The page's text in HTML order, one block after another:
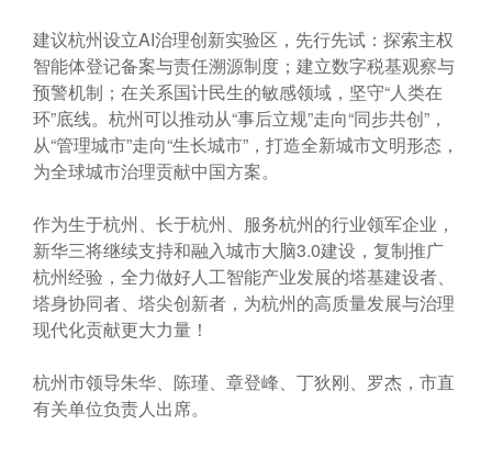
建议杭州设立AI治理创新实验区，先行先试：探索主权
智能体登记备案与责任溯源制度；建立数字税基观察与
预警机制；在关系国计民生的敏感领域，坚守“人类在
环”底线。杭州可以推动从“事后立规”走向“同步共创”，
从“管理城市”走向“生长城市”，打造全新城市文明形态，
为全球城市治理贡献中国方案。
作为生于杭州、长于杭州、服务杭州的行业领军企业，
新华三将继续支持和融入城市大脑3.0建设，复制推广
杭州经验，全力做好人工智能产业发展的塔基建设者、
塔身协同者、塔尖创新者，为杭州的高质量发展与治理
现代化贡献更大力量！
杭州市领导朱华、陈瑾、章登峰、丁狄刚、罗杰，市直
有关单位负责人出席。